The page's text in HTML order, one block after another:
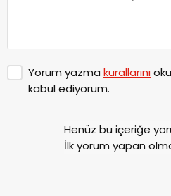
Yorum yazma kurallarını
kabul ediyorum.
Henüz bu içeriğe
İlk yorum yapan